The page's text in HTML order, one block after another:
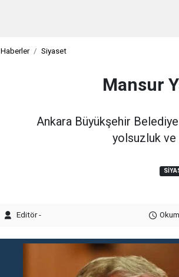
Haberler Siyaset
Mansur
Ankara Büyükşehir
yolsuzluk ve
Editör -